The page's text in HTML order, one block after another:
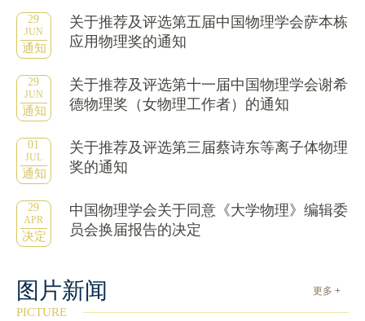
29
JUN
通知
关于推荐及评选第五届中国物理学会萨本栋
应用物理奖的通知
29
JUN
通知
关于推荐及评选第十一届中国物理学会谢希
德物理奖（女物理工作者）的通知
01
JUL
通知
关于推荐及评选第三届蔡诗东等离子体物理
奖的通知
29
APR
决定
中国物理学会关于同意《大学物理》编辑委
员会换届报告的决定
更多 +
图片新闻
PICTURE